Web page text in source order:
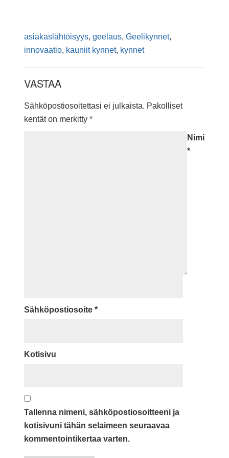
asiakaslähtöisyys, geelaus, Geelikynnet,
innovaatio, kauniit kynnet, kynnet
VASTAA
Sähköpostiosoitettasi ei julkaista. Pakolliset
kentät on merkitty *
Nimi
*
Sähköpostiosoite *
Kotisivu
Tallenna nimeni, sähköpostiosoitteeni ja
kotisivuni tähän selaimeen seuraavaa
kommentointikertaa varten.